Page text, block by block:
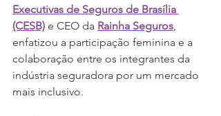
Executivas de Seguros de Brasília
(CESB) e CEO da Rainha Seguros
enfatizou a participação feminina e a
colaboração entre os integrantes da
indústria seguradora por um mercado
mais inclusivo.